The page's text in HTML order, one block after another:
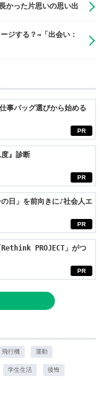
った片思いの思い出
する？→「出会い：
PR
事バッグ選びから始める
PR
』診断
PR
日」を前向きに♪社会人エ
PR
PROJECT」がつ
飛行機 運動
学生生活 後悔